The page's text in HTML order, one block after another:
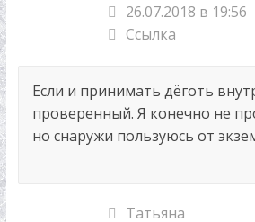
26.07.2018 в 19:56
Ссылка
Если и принимать дёготь
проверенный. Я конечно не
но снаружи пользуюсь от
Татьяна